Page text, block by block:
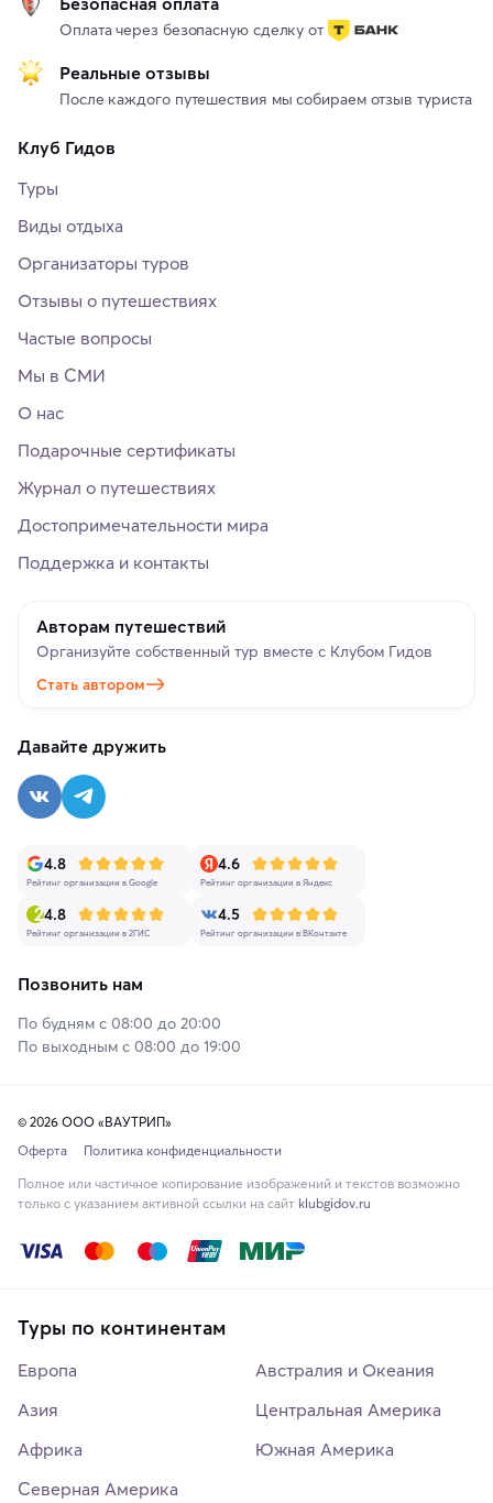
Оплата через безопасную сделку от
Реальные отзывы
После каждого путешествия мы собираем отзыв туриста
Клуб Гидов
Туры
Виды отдыха
Организаторы туров
Отзывы о путешествиях
Частые вопросы
Мы в СМИ
О нас
Подарочные сертификаты
Журнал о путешествиях
Достопримечательности мира
Поддержка и контакты
Авторам путешествий
Организуйте собственный тур вместе с Клубом Гидов
Стать автором
Давайте дружить
4.8
Рейтинг организации в Google
4.6
Рейтинг организации в Яндекс
4.8
Рейтинг организации в 2ГИС
4.5
Рейтинг организации в ВКонтакте
Позвонить нам
По будням с 08:00 до 20:00
По выходным с 08:00 до 19:00
© 2026 ООО «ВАУТРИП»
Оферта
Политика конфиденциальности
Полное или частичное копирование изображений и текстов возможно
только с указанием активной ссылки на сайт klubgidov.ru
Туры по континентам
Европа
Азия
Африка
Северная Америка
Австралия и Океания
Центральная Америка
Южная Америка